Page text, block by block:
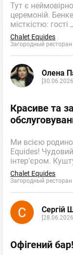
Тут є
церемоній.
місткістю: гості
Chalet Equides
Загородный ресторан
Олена
[30.06.2026
Красиве та
Ми всією
Equides!
інтер'єром.
Chalet Equides
Загородный ресторан
Сергій
Офігений бар!